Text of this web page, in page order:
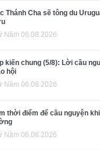
Thánh Cha sẽ tông du
Năm 06.08.2026
kiến chung (5/8): Lời cầu
hội
Năm 06.08.2026
thời điểm để cầu nguyện
Năm 06.08.2026